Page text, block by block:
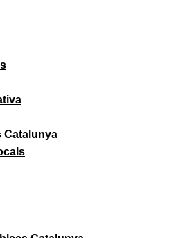
Catalunya